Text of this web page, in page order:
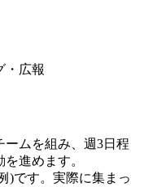
・広報
ームを組み、週3日程
進めます。
)です。実際に集まっ